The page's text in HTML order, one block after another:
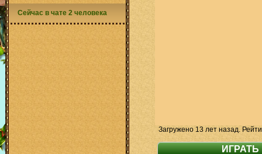
Загружено 13 лет назад.
Сейчас в чате 2 человека